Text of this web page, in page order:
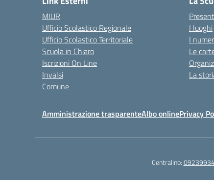
MIUR
Ufficio Scolastico Regionale
Ufficio Scolastico Territoriale
Scuola in Chiaro
Iscrizioni On Line
Invalsi
Comune
I luoghi
I
Le
La
Amministrazione trasparenteAlbo onlinePrivacy
Centralino: